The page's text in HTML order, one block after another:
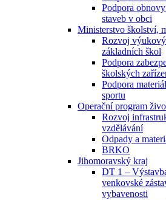
Podpora
staveb v obci
Ministerstvo školství,
Rozvoj
základních škol
Podpora
školských
Podpora
sportu
Operační program
Rozvoj
vzdělávání
Odpady a
BRKO
Jihomoravský kraj
DT 1 –
venkovské
vybavenosti